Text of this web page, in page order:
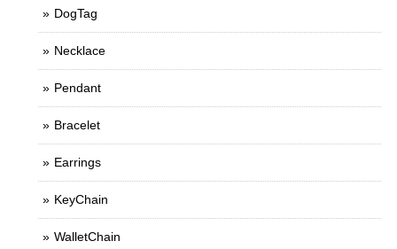
DogTag
Necklace
Pendant
Bracelet
Earrings
KeyChain
WalletChain